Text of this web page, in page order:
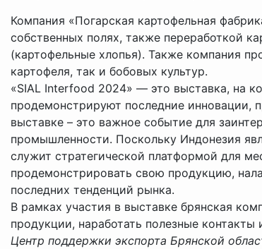
Компания «Погарская картофельная
собственных полях, также переработкой
(картофельные хлопья). Также компания
картофеля, так и бобовых культур.
«SIAL Interfood 2024» — это выставка, на
продемонстрируют последние инновации,
выставке – это важное событие для
промышленности. Поскольку Индонезия
служит стратегической платформой для
продемонстрировать свою продукцию,
последних тенденций рынка.
В рамках участия в выставке брянская
продукции, наработать полезные
Центр поддержки экспорта Брянской